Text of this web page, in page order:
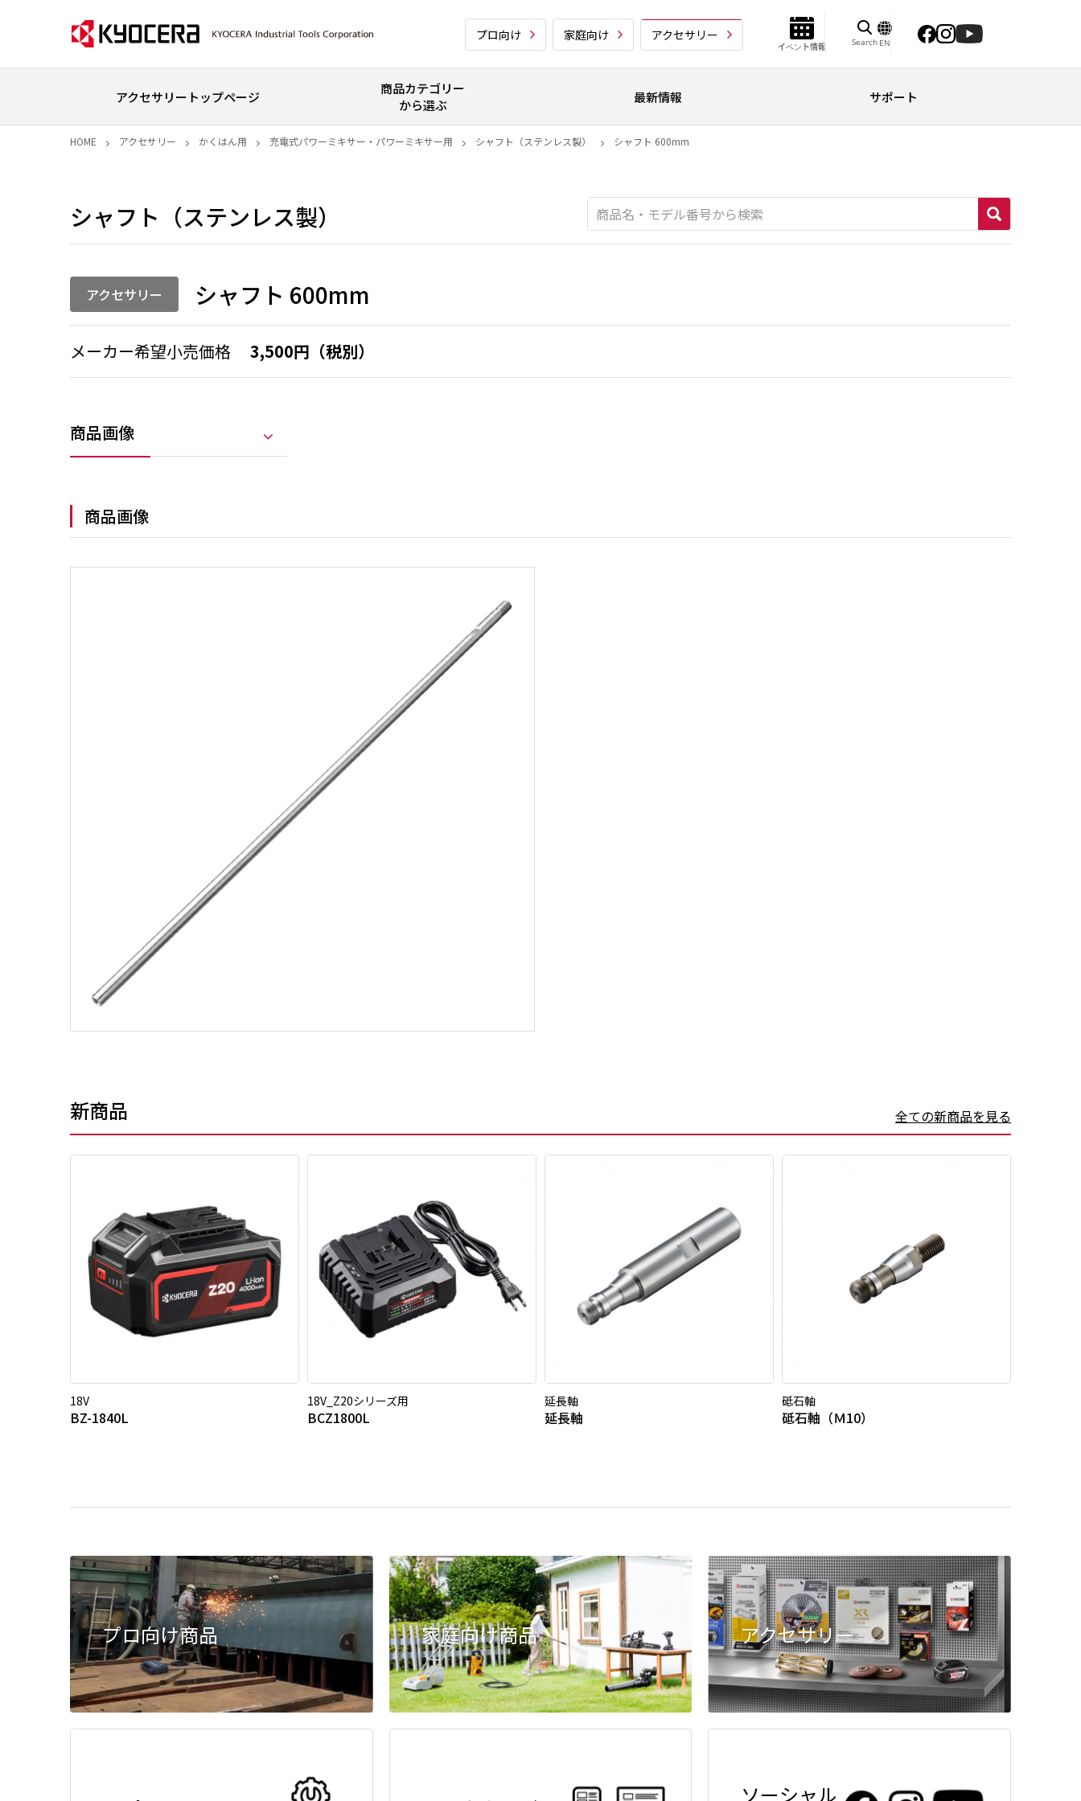
プロ向け 家庭向け アクセサリー
イベント情報 Search EN
アクセサリートップページ
商品カテゴリー
から選ぶ
最新情報 サポート
HOME アクセサリー かくはん用 充電式パワーミキサー・パワーミキサー用 シャフト（ステンレス製） シャフト 600mm
シャフト（ステンレス製）
アクセサリー シャフト 600mm
メーカー希望小売価格 3,500円（税別）
商品画像
商品画像
新商品 全ての新商品を見る
18V
BZ-1840L
18V_Z20シリーズ用
BCZ1800L
延長軸
延長軸
砥石軸
砥石軸（Ｍ10）
プロ向け商品 家庭向け商品 アクセサリー
ソーシャル